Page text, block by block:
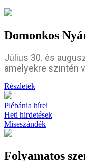
Domonkos
Július 30. és
amelyekre szintén
Részletek
Plébánia hírei
Heti hirdetések
Miseszándék
Folyamatos